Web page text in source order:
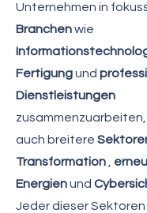
Unternehmen in
Branchenwie
Fertigungund
Dienstleistungen
auch breitere
Transformation
Energienund
Jeder dieser